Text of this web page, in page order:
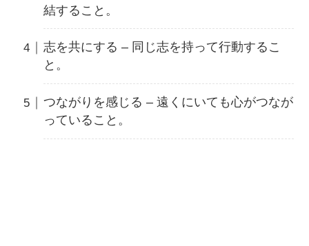
結すること。
志を共にする – 同じ志を持って行動するこ
と。
つながりを感じる – 遠くにいても心がつなが
っていること。